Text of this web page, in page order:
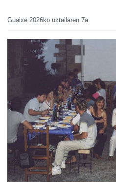
Guaixe 2026ko uztailaren 7a